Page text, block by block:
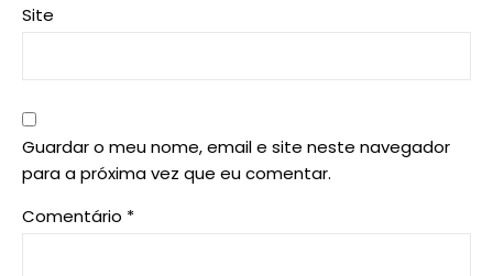
Site
Guardar o meu nome, email e site neste navegador
para a próxima vez que eu comentar.
Comentário *